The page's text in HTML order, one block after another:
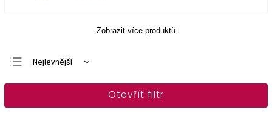
Zobrazit více produktů
Nejlevnější
Nejdražší
Otevřít filtr